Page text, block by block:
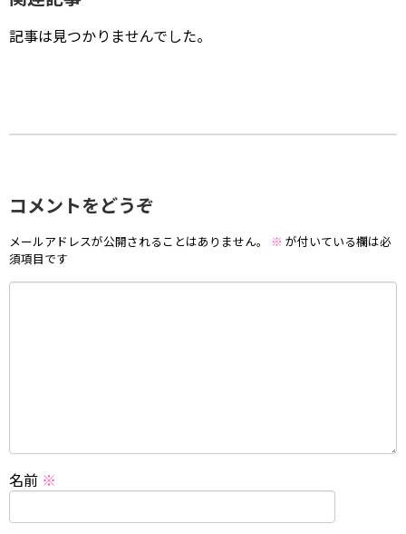
記事は見つかりませんでした。
コメントをどうぞ
メールアドレスが公開されることはありません。 ※ が付いている欄は必
須項目です
名前 ※